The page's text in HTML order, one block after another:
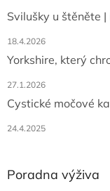
Svilušky u štěněte |
18.4.2026
Yorkshire, který
27.1.2026
Cystické močové
24.4.2025
Poradna výživa